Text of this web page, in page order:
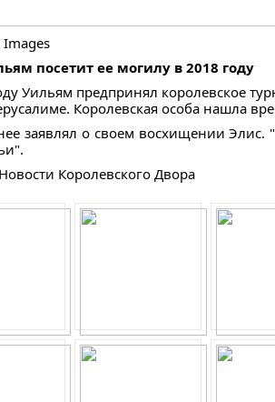
посетит ее могилу в 2018 году
Уильям предпринял королевское
Королевская особа нашла
заявлял о своем восхищении Элис.
Королевского Двора